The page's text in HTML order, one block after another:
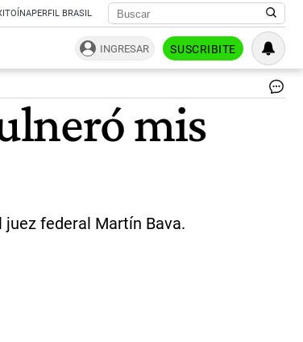
PERFIL BRASIL
INGRESAR SUSCRIBITE
mis
federal Martín Bava.